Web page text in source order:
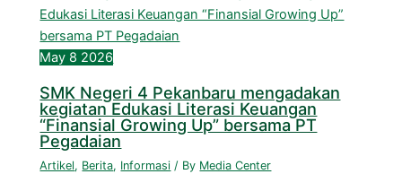
May 8 2026
SMK Negeri 4 Pekanbaru mengadakan
kegiatan Edukasi Literasi Keuangan
“Finansial Growing Up” bersama PT
Pegadaian
Artikel, Berita, Informasi / By Media Center